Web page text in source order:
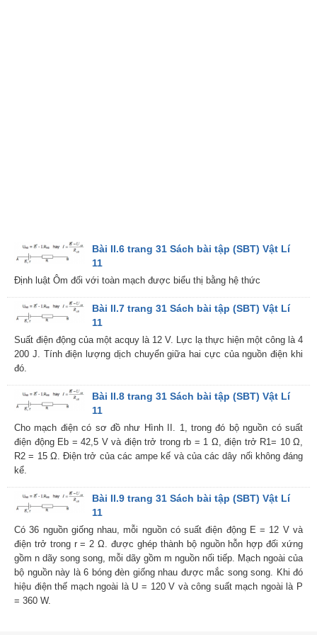
Bài II.6 trang 31 Sách bài tập (SBT) Vật Lí
11
Định luật Ôm đối với toàn mạch được biểu thị bằng hệ thức
Bài II.7 trang 31 Sách bài tập (SBT) Vật Lí
11
Suất điện động của một acquy là 12 V. Lực lạ thực hiện một công là 4
200 J. Tính điện lượng dịch chuyển giữa hai cực của nguồn điện khi
đó.
Bài II.8 trang 31 Sách bài tập (SBT) Vật Lí
11
Cho mạch điện có sơ đồ như Hình II. 1, trong đó bộ nguồn có suất
điện động Eb = 42,5 V và điện trở trong rb = 1 Ω, điện trở R1= 10 Ω,
R2 = 15 Ω. Điện trở của các ampe kế và của các dây nối không đáng
kể.
Bài II.9 trang 31 Sách bài tập (SBT) Vật Lí
11
Có 36 nguồn giống nhau, mỗi nguồn có suất điện động E = 12 V và
điện trở trong r = 2 Ω. được ghép thành bộ nguồn hỗn hợp đối xứng
gồm n dãy song song, mỗi dãy gồm m nguồn nối tiếp. Mạch ngoài của
bộ nguồn này là 6 bóng đèn giống nhau được mắc song song. Khi đó
hiệu điện thế mạch ngoài là U = 120 V và công suất mạch ngoài là P
= 360 W.